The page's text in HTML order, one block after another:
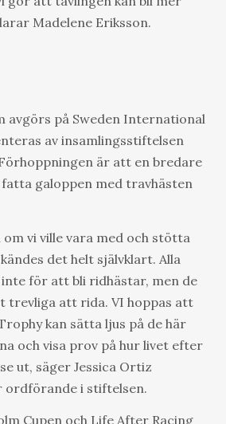
Madelene Eriksson.
avgörs på Sweden International
av insamlingsstiftelsen
är att en bredare
galoppen med travhästen
vi ville vara med och stötta
det helt självklart. Alla
för att bli ridhästar, men de
trevliga att rida. VI hoppas att
kan sätta ljus på de här
och visa prov på hur livet efter
ut, säger Jessica Ortiz
ordförande i stiftelsen.
Cupen och Life After Racing